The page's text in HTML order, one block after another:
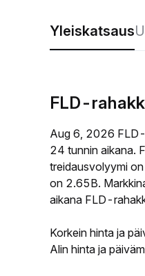
Yleiskatsaus
FLD-
Aug 6, 2026
24 tunnin aikana.
treidausvolyymi
on 2.65B.
aikana FLD-
Korkein hinta ja
Alin hinta ja